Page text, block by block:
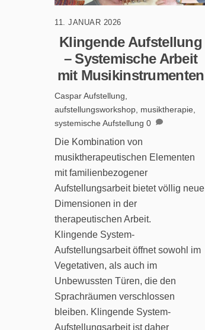
11. JANUAR 2026
Klingende Aufstellung
– Systemische Arbeit
mit Musikinstrumenten
CasparAufstellung
aufstellungsworkshop musiktherapie
systemische Aufstellung 0
Die Kombination von
musiktherapeutischen Elementen
mit familienbezogener
Aufstellungsarbeit bietet völlig neue
Dimensionen in der
therapeutischen Arbeit.
Klingende System-
Aufstellungsarbeit öffnet sowohl im
Vegetativen, als auch im
Unbewussten Türen, die den
Sprachräumen verschlossen
bleiben. Klingende System-
Aufstellungsarbeit ist daher